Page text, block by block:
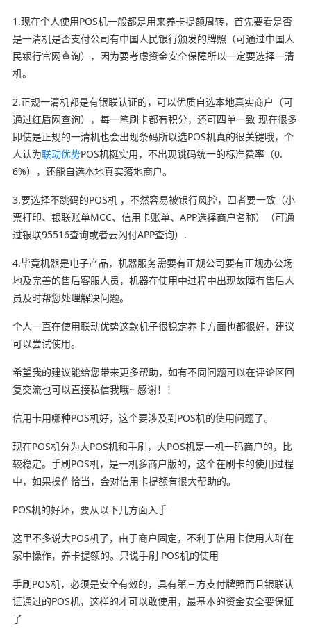
1.现在个人使用POS机一般都是用来养卡提额周转，首先要看是否
是一清机是否支付公司有中国人民银行颁发的牌照（可通过中国人
民银行官网查询），因为要考虑资金安全保障所以一定要选择一清
机。
2.正规一清机都是有银联认证的，可以优质自选本地真实商户（可
通过红盾网查询），每一笔刷卡都有积分，还可四单一致 现在很多
即使是正规的一清机也会出现条码所以选POS机真的很关键哦，个
人认为联动优势POS机挺实用，不出现跳码统一的标准费率（0.
6%），还能自选本地真实落地商户。
3.要选择不跳码的POS机 ，不然容易被银行风控，四者要一致（小
票打印、银联账单MCC、信用卡账单、APP选择商户名称）（可通
过银联95516查询或者云闪付APP查询）.
4.毕竟机器是电子产品，机器服务需要有正规公司要有正规办公场
地及完善的售后客服人员，机器在使用中过程中出现故障有售后人
员及时帮您处理解决问题。
个人一直在使用联动优势这款机子很稳定养卡方面也都很好，建议
可以尝试使用。
希望我的建议能给您带来更多帮助，如有不同问题可以在评论区回
复交流也可以直接私信我哦~ 感谢！！
信用卡用哪种POS机好，这个要涉及到POS机的使用问题了。
现在POS机分为大POS机和手刷，大POS机是一机一码商户的，比
较稳定。手刷POS机，是一机多商户版的，这个在刷卡的使用过程
中，如果操作恰当，会对信用卡提额有很大帮助的。
POS机的好坏，要从以下几方面入手
这里不多说大POS机了，由于商户固定，不利于信用卡使用人群在
家中操作，养卡提额的。只说手刷 POS机的使用
手刷POS机，必须是安全有效的，具有第三方支付牌照而且银联认
证通过的POS机，这样的才可以敢使用，最基本的资金安全要保证
了